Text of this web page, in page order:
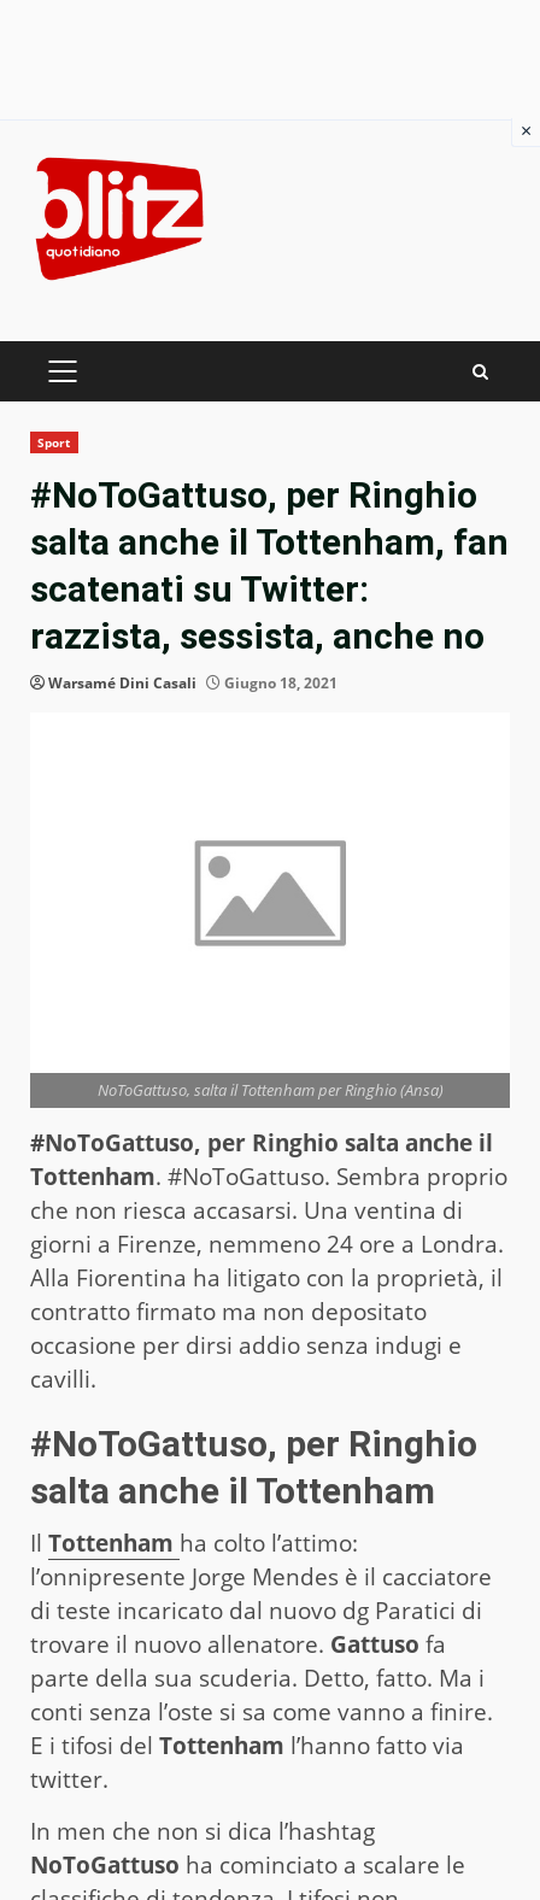
content
PRIMARY
Sport
#NoToGattuso, per Ringhio
salta anche il Tottenham, fan
scatenati su Twitter:
razzista, sessista, anche no
Warsamé Dini Casali Giugno 18, 2021
NoToGattuso, salta il Tottenham per Ringhio (Ansa)
#NoToGattuso, per Ringhio salta anche il
Tottenham. #NoToGattuso. Sembra proprio
che non riesca accasarsi. Una ventina di
giorni a Firenze, nemmeno 24 ore a Londra.
Alla Fiorentina ha litigato con la proprietà, il
contratto firmato ma non depositato
occasione per dirsi addio senza indugi e
cavilli.
#NoToGattuso, per Ringhio
salta anche il Tottenham
Il Tottenham ha colto l’attimo:
l’onnipresente Jorge Mendes è il cacciatore
di teste incaricato dal nuovo dg Paratici di
trovare il nuovo allenatore. Gattuso fa
parte della sua scuderia. Detto, fatto. Ma i
conti senza l’oste si sa come vanno a finire.
E i tifosi del Tottenham l’hanno fatto via
twitter.
In men che non si dica l’hashtag
NoToGattuso ha cominciato a scalare le
×